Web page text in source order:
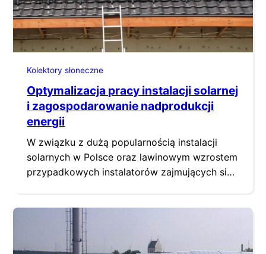
Kolektory słoneczne
Optymalizacja pracy instalacji solarnej
i zagospodarowanie nadprodukcji
energii
W związku z dużą popularnością instalacji
solarnych w Polsce oraz lawinowym wzrostem
przypadkowych instalatorów zajmujących się
instalacji solarnej.